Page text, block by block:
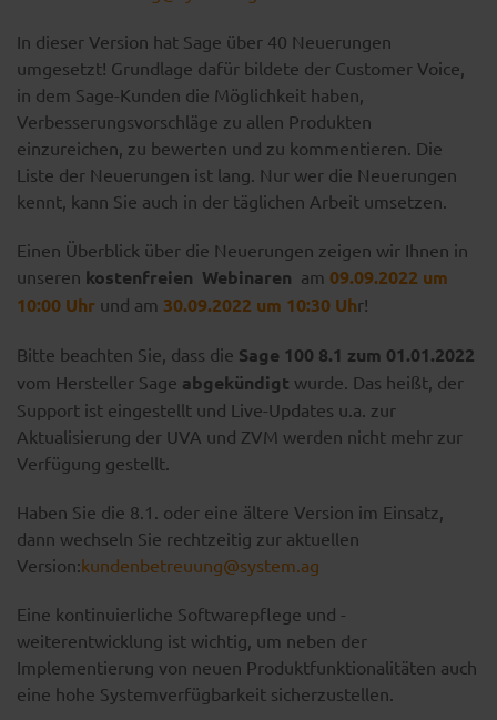
In dieser Version hat Sage über 40 Neuerungen
umgesetzt! Grundlage dafür bildete der Customer Voice,
in dem Sage-Kunden die Möglichkeit haben,
Verbesserungsvorschläge zu allen Produkten
einzureichen, zu bewerten und zu kommentieren. Die
Liste der Neuerungen ist lang. Nur wer die Neuerungen
kennt, kann Sie auch in der täglichen Arbeit umsetzen.
Einen Überblick über die Neuerungen zeigen wir Ihnen in
unseren kostenfreien Webinaren am 09.09.2022 um
10:00 Uhr und am 30.09.2022 um 10:30 Uhr!
Bitte beachten Sie, dass die Sage 100 8.1 zum 01.01.2022
vom Hersteller Sage abgekündigt wurde. Das heißt, der
Support ist eingestellt und Live-Updates u.a. zur
Aktualisierung der UVA und ZVM werden nicht mehr zur
Verfügung gestellt.
Haben Sie die 8.1. oder eine ältere Version im Einsatz,
dann wechseln Sie rechtzeitig zur aktuellen
Version:kundenbetreuung@system.ag
Eine kontinuierliche Softwarepflege und -
weiterentwicklung ist wichtig, um neben der
Implementierung von neuen Produktfunktionalitäten auch
eine hohe Systemverfügbarkeit sicherzustellen.